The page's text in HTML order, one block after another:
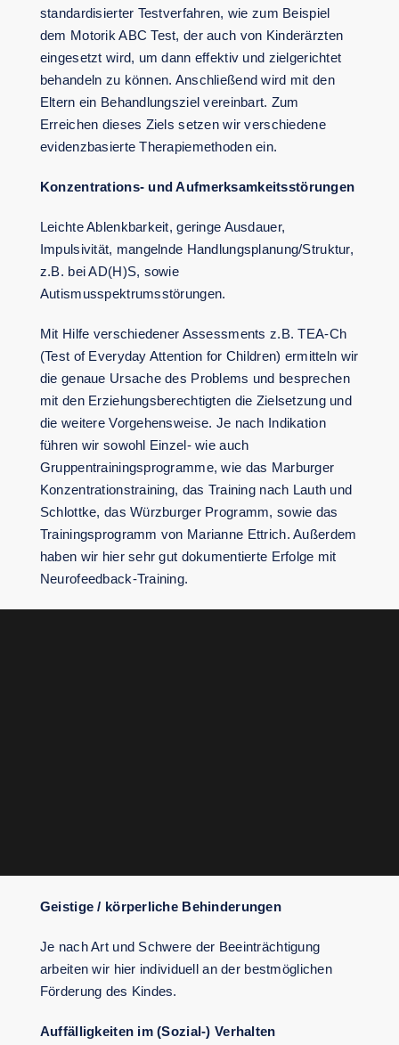
standardisierter Testverfahren, wie zum Beispiel
dem Motorik ABC Test, der auch von Kinderärzten
eingesetzt wird, um dann effektiv und zielgerichtet
behandeln zu können. Anschließend wird mit den
Eltern ein Behandlungsziel vereinbart. Zum
Erreichen dieses Ziels setzen wir verschiedene
evidenzbasierte Therapiemethoden ein.
Konzentrations- und Aufmerksamkeitsstörungen
Leichte Ablenkbarkeit, geringe Ausdauer,
Impulsivität, mangelnde Handlungsplanung/Struktur,
z.B. bei AD(H)S, sowie
Autismusspektrumsstörungen.
Mit Hilfe verschiedener Assessments z.B. TEA-Ch
(Test of Everyday Attention for Children) ermitteln wir
die genaue Ursache des Problems und besprechen
mit den Erziehungsberechtigten die Zielsetzung und
die weitere Vorgehensweise. Je nach Indikation
führen wir sowohl Einzel- wie auch
Gruppentrainingsprogramme, wie das Marburger
Konzentrationstraining, das Training nach Lauth und
Schlottke, das Würzburger Programm, sowie das
Trainingsprogramm von Marianne Ettrich. Außerdem
haben wir hier sehr gut dokumentierte Erfolge mit
Neurofeedback-Training.
Geistige / körperliche Behinderungen
Je nach Art und Schwere der Beeinträchtigung
arbeiten wir hier individuell an der bestmöglichen
Förderung des Kindes.
Auffälligkeiten im (Sozial-) Verhalten